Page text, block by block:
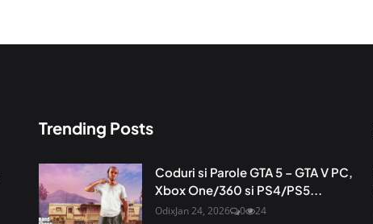
Trending Posts
Coduri si Parole GTA 5 – GTA V PC,
Xbox One/360 si PS4/PS5...
OdixJan 24, 2026 0 24